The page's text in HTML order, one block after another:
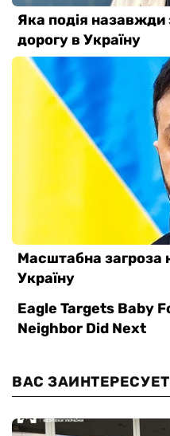
ВАС ЗАИНТЕРЕСУЕТ